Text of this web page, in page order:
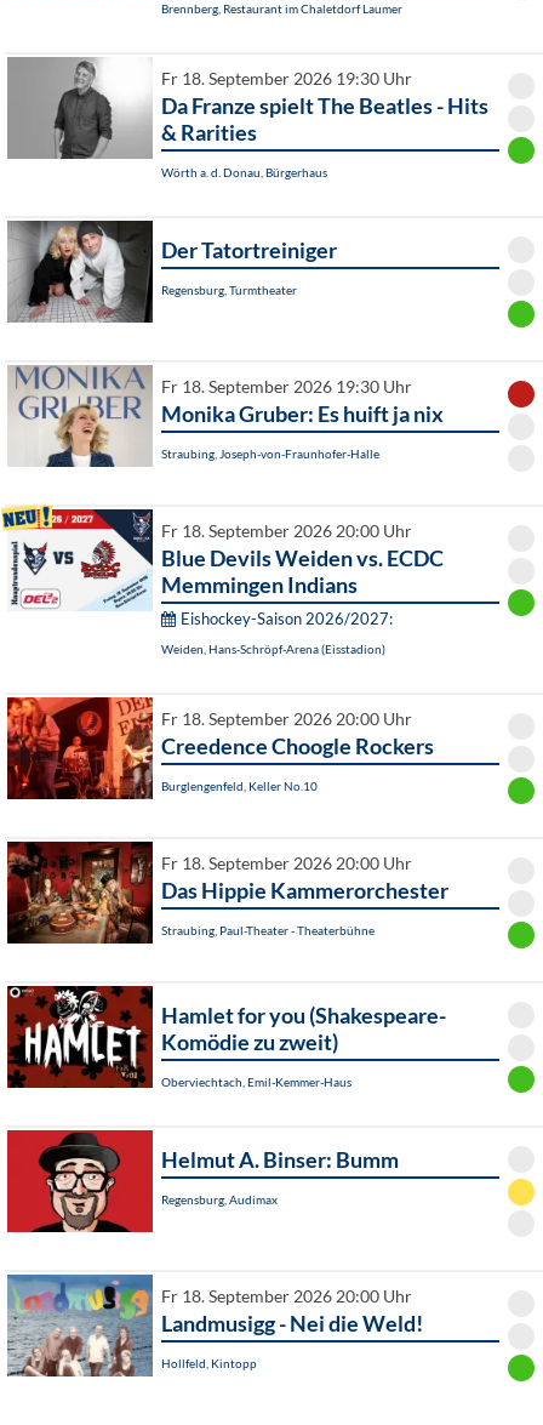
Brennberg, Restaurant im Chaletdorf Laumer
Fr 18. September 2026 19:30 Uhr
Da Franze spielt The Beatles - Hits
& Rarities
Wörth a. d. Donau, Bürgerhaus
Der Tatortreiniger
Regensburg, Turmtheater
Fr 18. September 2026 19:30 Uhr
Monika Gruber: Es huift ja nix
Straubing, Joseph-von-Fraunhofer-Halle
Fr 18. September 2026 20:00 Uhr
Blue Devils Weiden vs. ECDC
Memmingen Indians
Eishockey-Saison 2026/2027:
Weiden, Hans-Schröpf-Arena (Eisstadion)
Fr 18. September 2026 20:00 Uhr
Creedence Choogle Rockers
Burglengenfeld, Keller No.10
Fr 18. September 2026 20:00 Uhr
Das Hippie Kammerorchester
Straubing, Paul-Theater - Theaterbühne
Hamlet for you (Shakespeare-
Komödie zu zweit)
Oberviechtach, Emil-Kemmer-Haus
Helmut A. Binser: Bumm
Regensburg, Audimax
Fr 18. September 2026 20:00 Uhr
Landmusigg - Nei die Weld!
Hollfeld, Kintopp